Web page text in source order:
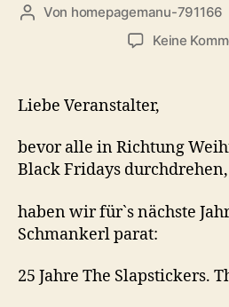
Beitragsautor
Von homepagemanu-791166
Keine
Liebe Veranstalter,
bevor alle in Richtung
Black Fridays durchdrehen,
haben wir für`s nächste
Schmankerl parat:
25 Jahre The Slapstickers.